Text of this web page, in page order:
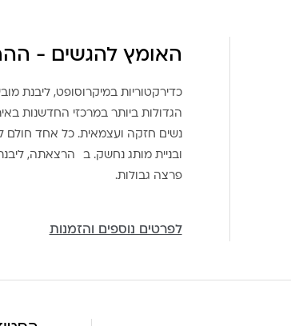
האומץ להגשים -
כדירקטוריות במיקרוסופט, ליבנת
הגדולות ביותר במרכזי החדשנות
נשים חזקה ועצמאית. כל אחד חולם
ובניית מותג נחשק. ב הרצאתה,
פרצה גבולות.
לפרטים נוספים והזמנות